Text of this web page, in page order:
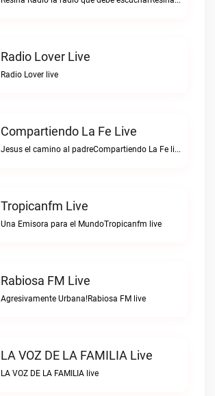
Radio Lover Live
Radio Lover live
Compartiendo La Fe Live
Jesus el camino al padreCompartiendo La Fe live
Tropicanfm Live
Una Emisora para el MundoTropicanfm live
Rabiosa FM Live
Agresivamente Urbana!Rabiosa FM live
LA VOZ DE LA FAMILIA Live
LA VOZ DE LA FAMILIA live